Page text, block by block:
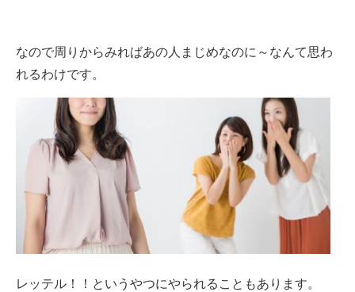
なので周りからみればあの人まじめなのに～なんて思わ
れるわけです。
レッテル！！というやつにやられることもあります。